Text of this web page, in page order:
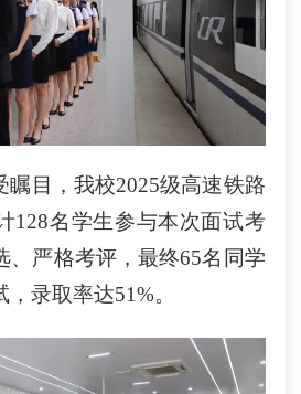
瞩目，我校2025级高速铁路
128名学生参与本次面试考
、严格考评，最终65名同学
录取率达51%。